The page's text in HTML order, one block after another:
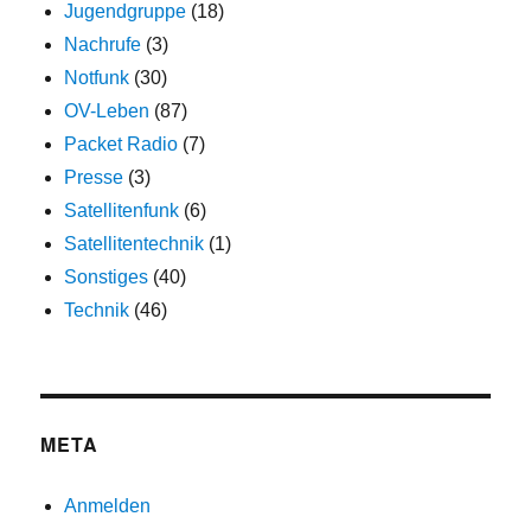
Jugendgruppe (18)
Nachrufe (3)
Notfunk (30)
OV-Leben (87)
Packet Radio (7)
Presse (3)
Satellitenfunk (6)
Satellitentechnik (1)
Sonstiges (40)
Technik (46)
META
Anmelden